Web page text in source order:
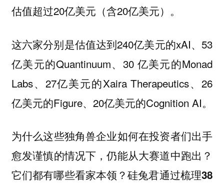
估值超过20亿美元（含20亿美元）。
这六家分别是估值达到240亿美元的xAI、53
亿美元的Quantinuum、30 亿美元的Monad
Labs、27亿美元的Xaira Therapeutics、26
亿美元的Figure、20亿美元的Cognition AI。
为什么这些独角兽企业如何在投资者们出手
愈发谨慎的情况下，仍能从大赛道中跑出？
它们都有哪些看家本领？硅兔君通过梳理38